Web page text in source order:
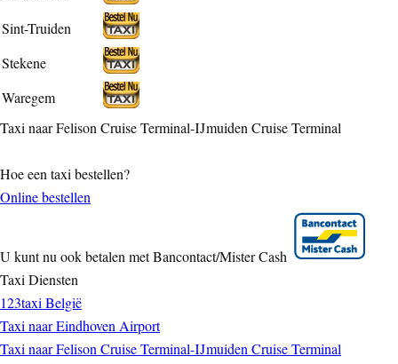
Sint-Truiden
Stekene
Waregem
Taxi naar Felison Cruise Terminal-IJmuiden Cruise Terminal
Hoe een taxi bestellen?
Online bestellen
U kunt nu ook betalen met Bancontact/Mister Cash
Taxi Diensten
123taxi België
Taxi naar Eindhoven Airport
Taxi naar Felison Cruise Terminal-IJmuiden Cruise Terminal